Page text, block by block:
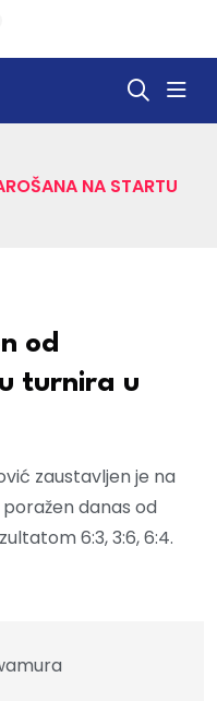
NA STARTU
od
turnira u
zaustavljen je na
danas od
6:3, 3:6, 6:4.